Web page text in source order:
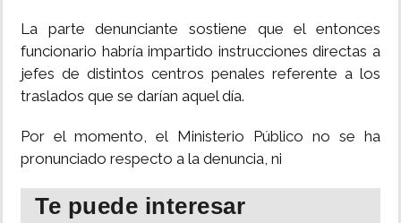
La parte denunciante sostiene que el entonces
funcionario habría impartido instrucciones directas a
jefes de distintos centros penales referente a los
traslados que se darían aquel día.
Por el momento, el Ministerio Público no se ha
pronunciado respecto a la denuncia, ni
Te puede interesar